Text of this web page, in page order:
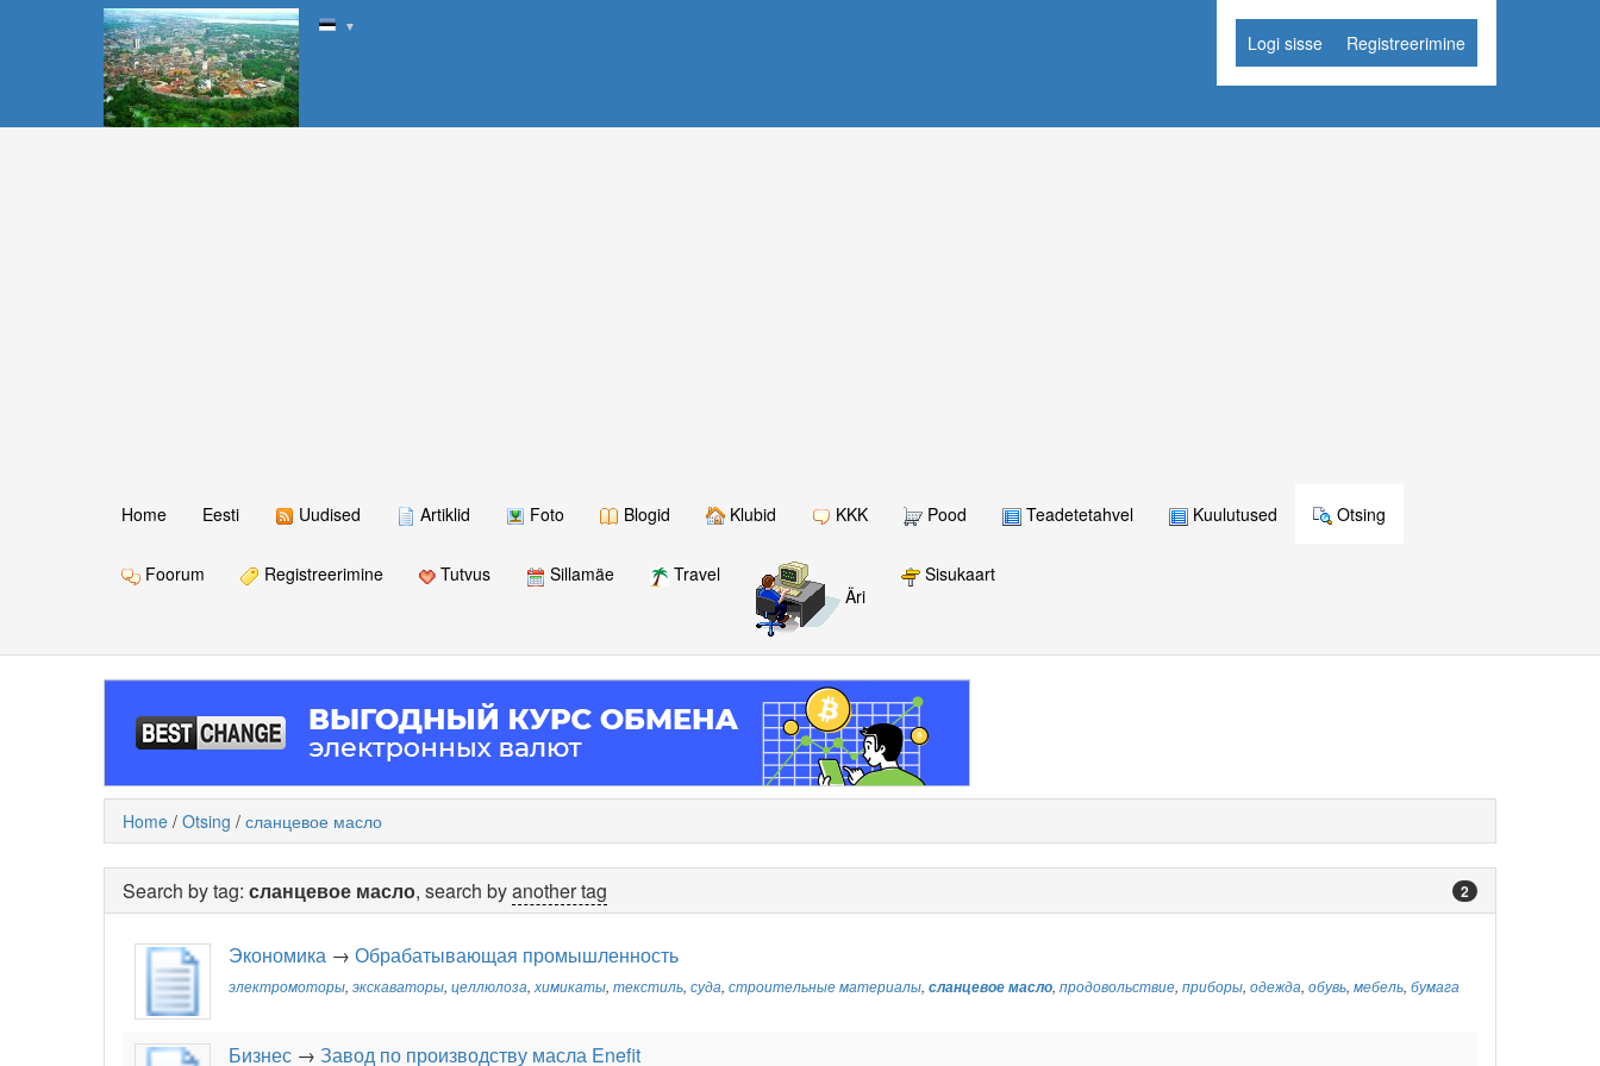
▼
Logi sisse Registreerimine
Home Eesti Uudised Artiklid Foto Blogid Klubid KKK Pood Teadetetahvel Kuulutused Otsing
Foorum Registreerimine Tutvus Sillamäe
Travel
Äri
Sisukaart
Home / Otsing / сланцевое масло
2
Search by tag: сланцевое масло, search byanother tag
Экономика → Обрабатывающая промышленность
электромоторы, экскаваторы, целлюлоза,химикаты, текстиль, суда, строительные материалы, сланцевое масло, продовольствие, приборы, одежда, обувь, мебель, бумага
Бизнес → Завод по производству масла Enefit